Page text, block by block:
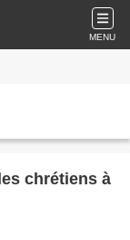
MENU
chrétiens à